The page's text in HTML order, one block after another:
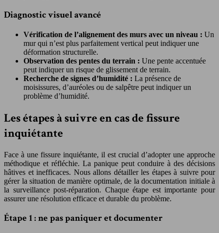
Diagnostic visuel avancé
Vérification de l’alignement des murs avec un niveau : Un
mur qui n’est plus parfaitement vertical peut indiquer une
déformation structurelle.
Observation des pentes du terrain : Une pente accentuée
peut indiquer un risque de glissement de terrain.
Recherche de signes d’humidité : La présence de
moisissures, d’auréoles ou de salpêtre peut indiquer un
problème d’humidité.
Les étapes à suivre en cas de fissure
inquiétante
Face à une fissure inquiétante, il est crucial d’adopter une approche
méthodique et réfléchie. La panique peut conduire à des décisions
hâtives et inefficaces. Nous allons détailler les étapes à suivre pour
gérer la situation de manière optimale, de la documentation initiale à
la surveillance post-réparation. Chaque étape est importante pour
assurer une résolution efficace et durable du problème.
Étape 1 : ne pas paniquer et documenter